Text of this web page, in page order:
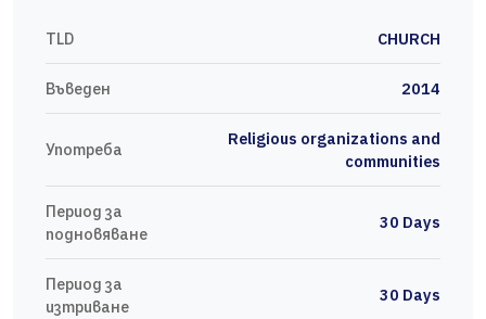
TLD CHURCH
Въведен 2014
Употреба
Religious organizations and
communities
Период за
подновяване
30 Days
Период за
изтриване
30 Days